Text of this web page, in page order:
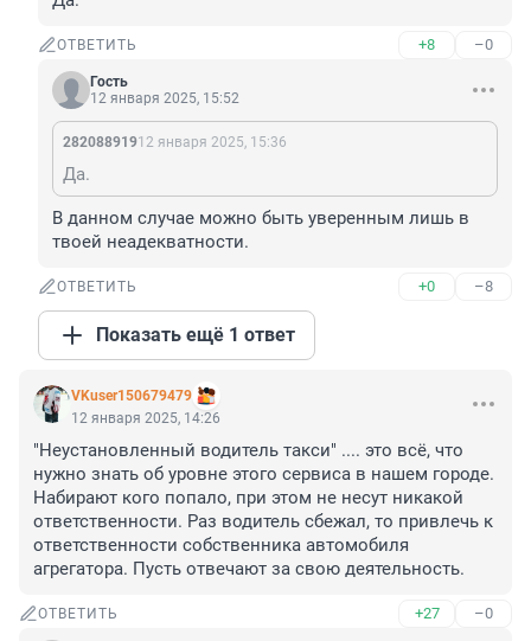
ОТВЕТИТЬ +8 –0
Гость
12 января 2025, 15:52
28208891912 января 2025, 15:36
Да.
В данном случае можно быть уверенным лишь в
твоей неадекватности.
ОТВЕТИТЬ +0 –8
Показать ещё 1 ответ
VKuser150679479
12 января 2025, 14:26
"Неустановленный водитель такси" .... это всё, что
нужно знать об уровне этого сервиса в нашем городе.
Набирают кого попало, при этом не несут никакой
ответственности. Раз водитель сбежал, то привлечь к
ответственности собственника автомобиля
агрегатора. Пусть отвечают за свою деятельность.
ОТВЕТИТЬ +27 –0